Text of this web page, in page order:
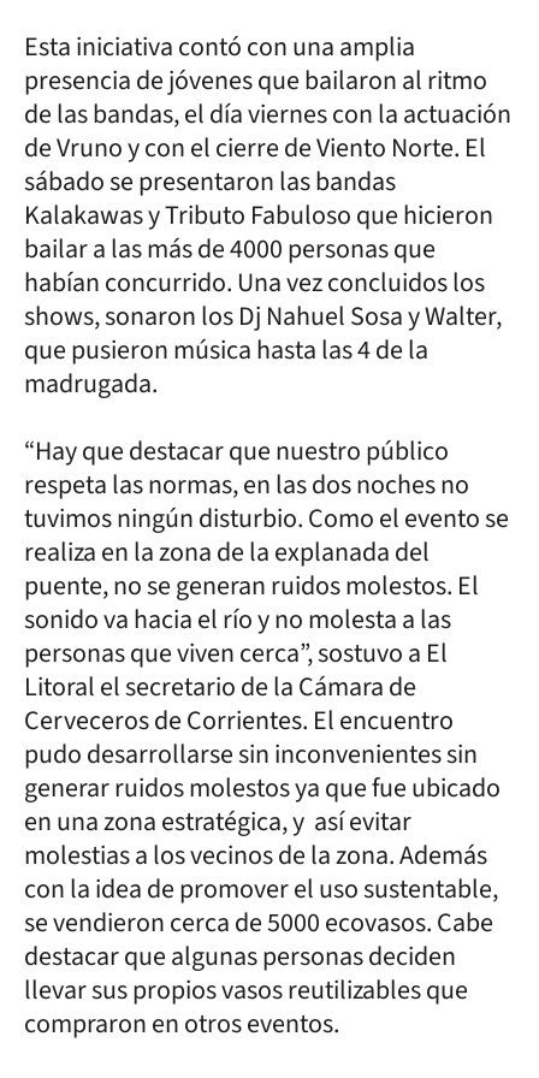
Esta iniciativa contó con una amplia
presencia de jóvenes que bailaron al ritmo
de las bandas, el día viernes con la actuación
de Vruno y con el cierre de Viento Norte. El
sábado se presentaron las bandas
Kalakawas y Tributo Fabuloso que hicieron
bailar a las más de 4000 personas que
habían concurrido. Una vez concluidos los
shows, sonaron los Dj Nahuel Sosa y Walter,
que pusieron música hasta las 4 de la
madrugada.
“Hay que destacar que nuestro público
respeta las normas, en las dos noches no
tuvimos ningún disturbio. Como el evento se
realiza en la zona de la explanada del
puente, no se generan ruidos molestos. El
sonido va hacia el río y no molesta a las
personas que viven cerca”, sostuvo a El
Litoral el secretario de la Cámara de
Cerveceros de Corrientes. El encuentro
pudo desarrollarse sin inconvenientes sin
generar ruidos molestos ya que fue ubicado
en una zona estratégica, y así evitar
molestias a los vecinos de la zona. Además
con la idea de promover el uso sustentable,
se vendieron cerca de 5000 ecovasos. Cabe
destacar que algunas personas deciden
llevar sus propios vasos reutilizables que
compraron en otros eventos.